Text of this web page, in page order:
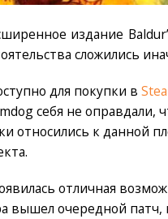
издание
сложились
для покупки в
себя не оправдали,
относились к данной
отличная
вышел очередной патч,